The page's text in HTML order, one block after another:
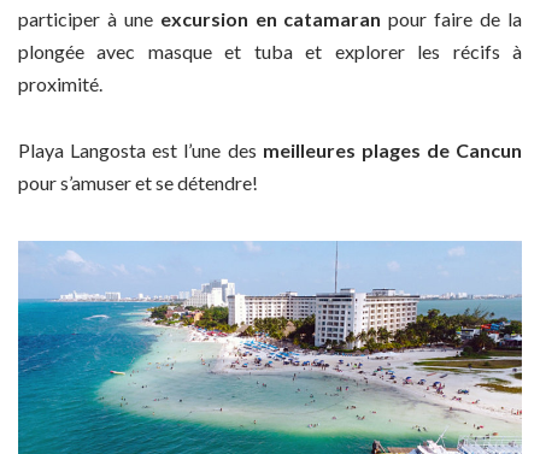
participer à une excursion en catamaran pour faire de la
plongée avec masque et tuba et explorer les récifs à
proximité.
Playa Langosta est l’une des meilleures plages de Cancun
pour s’amuser et se détendre!